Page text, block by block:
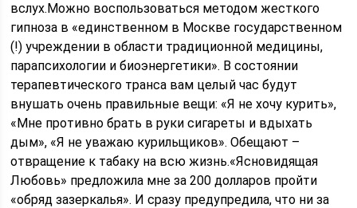
вслух.Можно воспользоваться методом жесткого
гипноза в «единственном в Москве государственном
(!) учреждении в области традиционной медицины,
парапсихологии и биоэнергетики». В состоянии
терапевтического транса вам целый час будут
внушать очень правильные вещи: «Я не хочу курить»,
«Мне противно брать в руки сигареты и вдыхать
дым», «Я не уважаю курильщиков». Обещают –
отвращение к табаку на всю жизнь.«Ясновидящая
Любовь» предложила мне за 200 долларов пройти
«обряд зазеркалья». И сразу предупредила, что ни за